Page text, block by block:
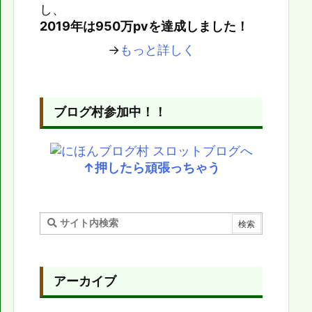
し、
2019年は950万pvを達成しました！
→もっと詳しく
ブログ村参加中！！
↑押したら頑張っちゃう
アーカイブ